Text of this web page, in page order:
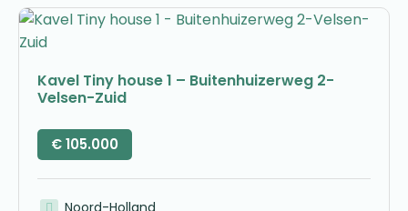
Kavel Tiny house 1 – Buitenhuizerweg 2-
Velsen-Zuid
€105.000
Noord-Holland